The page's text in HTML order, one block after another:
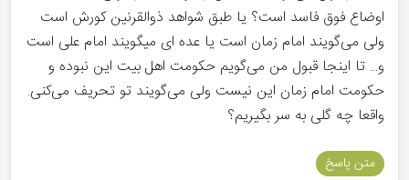
اوضاع فوق فاسد است؟ یا طبق شواهد ذوالقرنین کورش است
ولی می‌گویند امام زمان است یا عده ای میگویند امام علی است
و... تا اینجا قبول من می‌گویم حکومت اهل بیت این نبوده و
حکومت امام زمان این نیست ولی می‌گویند تو تحریف می‌کنی.
واقعا چه گلی به سر بگیریم؟
متن پاسخ